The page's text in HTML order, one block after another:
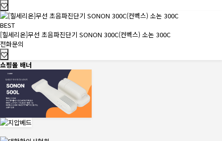
BEST
[힐세리온]무선 초음파진단기 SONON 300C(컨벡스) 소논 300C
전화문의
쇼핑몰 배너